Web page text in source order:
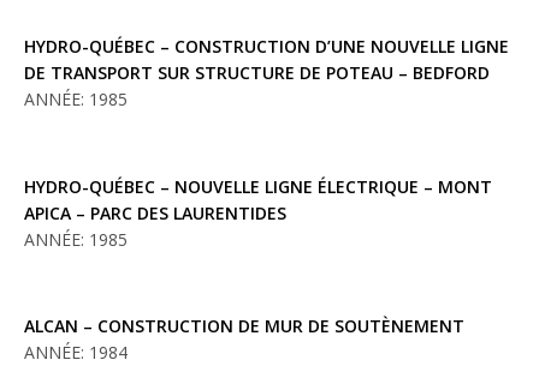
HYDRO-QUÉBEC – CONSTRUCTION D’UNE NOUVELLE LIGNE
DE TRANSPORT SUR STRUCTURE DE POTEAU – BEDFORD
ANNÉE: 1985
HYDRO-QUÉBEC – NOUVELLE LIGNE ÉLECTRIQUE – MONT
APICA – PARC DES LAURENTIDES
ANNÉE: 1985
ALCAN – CONSTRUCTION DE MUR DE SOUTÈNEMENT
ANNÉE: 1984